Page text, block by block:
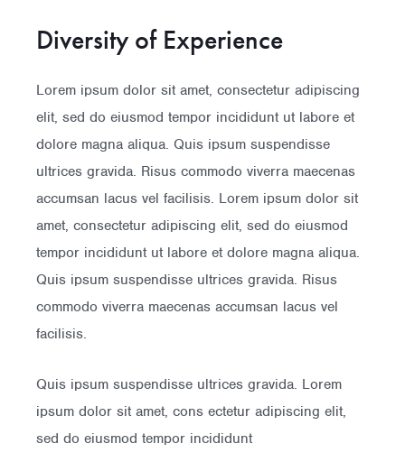
Diversity of Experience
Lorem ipsum dolor sit amet, consectetur adipiscing
elit, sed do eiusmod tempor incididunt ut labore et
dolore magna aliqua. Quis ipsum suspendisse
ultrices gravida. Risus commodo viverra maecenas
accumsan lacus vel facilisis. Lorem ipsum dolor sit
amet, consectetur adipiscing elit, sed do eiusmod
tempor incididunt ut labore et dolore magna aliqua.
Quis ipsum suspendisse ultrices gravida. Risus
commodo viverra maecenas accumsan lacus vel
facilisis.
Quis ipsum suspendisse ultrices gravida. Lorem
ipsum dolor sit amet, cons ectetur adipiscing elit,
sed do eiusmod tempor incididunt